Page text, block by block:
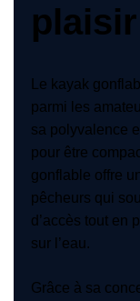
plaisir
Le kayak
parmi les
sa polyvalence
pour être
gonflable offre
pêcheurs qui
d’accès tout en
sur l’eau.
Grâce à sa